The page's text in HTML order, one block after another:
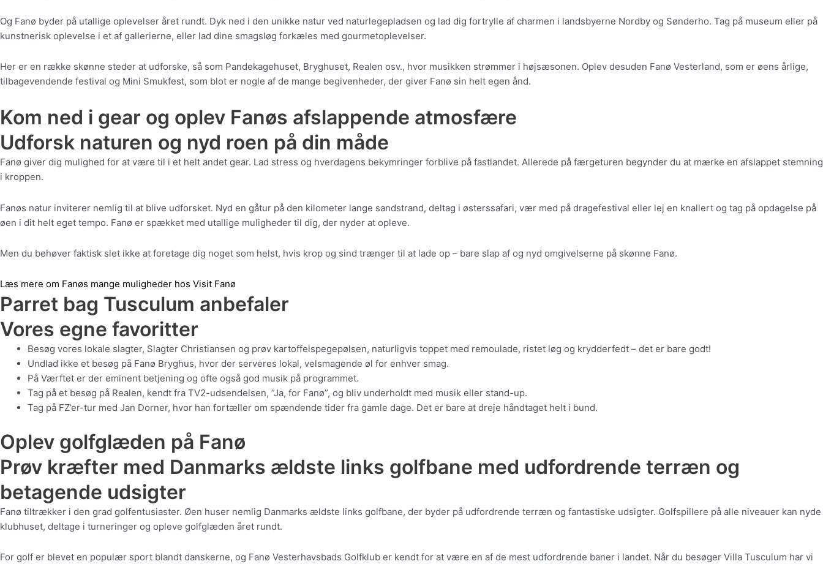
Og Fanø byder på utallige oplevelser året rundt. Dyk ned i den unikke natur ved naturlegepladsen og lad dig fortrylle af charmen i landsbyerne Nordby og Sønderho. Tag på museum eller på
kunstnerisk oplevelse i et af gallerierne, eller lad dine smagsløg forkæles med gourmetoplevelser.
Her er en række skønne steder at udforske, så som Pandekagehuset, Bryghuset, Realen osv., hvor musikken strømmer i højsæsonen. Oplev desuden Fanø Vesterland, som er øens årlige,
tilbagevendende festival og Mini Smukfest, som blot er nogle af de mange begivenheder, der giver Fanø sin helt egen ånd.
Kom ned i gear og oplev Fanøs afslappende atmosfære
Udforsk naturen og nyd roen på din måde
Fanø giver dig mulighed for at være til i et helt andet gear. Lad stress og hverdagens bekymringer forblive på fastlandet. Allerede på færgeturen begynder du at mærke en afslappet stemning
i kroppen.
Fanøs natur inviterer nemlig til at blive udforsket. Nyd en gåtur på den kilometer lange sandstrand, deltag i østerssafari, vær med på dragefestival eller lej en knallert og tag på opdagelse på
øen i dit helt eget tempo. Fanø er spækket med utallige muligheder til dig, der nyder at opleve.
Men du behøver faktisk slet ikke at foretage dig noget som helst, hvis krop og sind trænger til at lade op – bare slap af og nyd omgivelserne på skønne Fanø.
Læs mere om Fanøs mange muligheder hos Visit Fanø
Parret bag Tusculum anbefaler
Vores egne favoritter
Besøg vores lokale slagter, Slagter Christiansen og prøv kartoffelspegepølsen, naturligvis toppet med remoulade, ristet løg og krydderfedt – det er bare godt!
Undlad ikke et besøg på Fanø Bryghus, hvor der serveres lokal, velsmagende øl for enhver smag.
På Værftet er der eminent betjening og ofte også god musik på programmet.
Tag på et besøg på Realen, kendt fra TV2-udsendelsen, ”Ja, for Fanø”, og bliv underholdt med musik eller stand-up.
Tag på FZ’er-tur med Jan Dorner, hvor han fortæller om spændende tider fra gamle dage. Det er bare at dreje håndtaget helt i bund.
Oplev golfglæden på Fanø
Prøv kræfter med Danmarks ældste links golfbane med udfordrende terræn og
betagende udsigter
Fanø tiltrækker i den grad golfentusiaster. Øen huser nemlig Danmarks ældste links golfbane, der byder på udfordrende terræn og fantastiske udsigter. Golfspillere på alle niveauer kan nyde
klubhuset, deltage i turneringer og opleve golfglæden året rundt.
For golf er blevet en populær sport blandt danskerne, og Fanø Vesterhavsbads Golfklub er kendt for at være en af de mest udfordrende baner i landet. Når du besøger Villa Tusculum har vi